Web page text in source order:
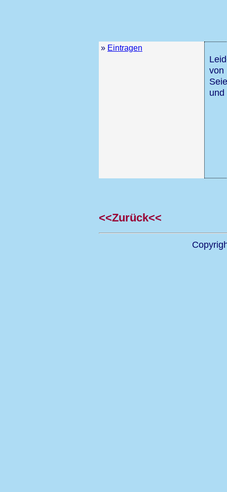
» Eintragen
von
und
<<Zurück<<